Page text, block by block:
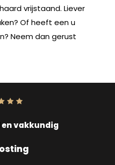
vrijstaand. Liever
Of heeft een u
Neem dan gerust
10
vakkundig